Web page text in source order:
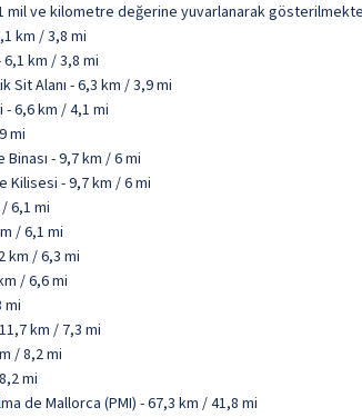
mil ve kilometre değerine yuvarlanarak
km / 3,8 mi
km / 3,8 mi
Sit Alanı - 6,3 km / 3,9 mi
6,6 km / 4,1 mi
mi
- 9,7 km / 6 mi
Kilisesi - 9,7 km / 6 mi
6,1 mi
/ 6,1 mi
km / 6,3 mi
/ 6,6 mi
mi
km / 7,3 mi
/ 8,2 mi
mi
de Mallorca (PMI) - 67,3 km / 41,8 mi